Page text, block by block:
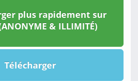
plus rapidement sur
& ILLIMITÉ)
Télécharger